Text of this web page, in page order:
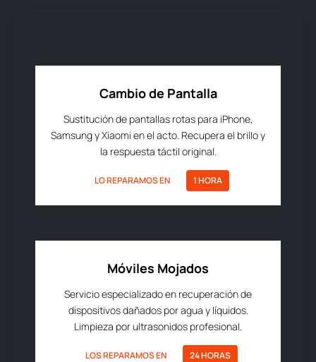
Cambio de Pantalla
Sustitución de pantallas rotas para iPhone,
Samsung y Xiaomi en el acto. Recupera el brillo y
la respuesta táctil original.
LO REPARAMOS EN 1 HORA
Móviles Mojados
Servicio especializado en recuperación de
dispositivos dañados por agua y líquidos.
Limpieza por ultrasonidos profesional.
LOS REPARAMOS EN 24 HORAS